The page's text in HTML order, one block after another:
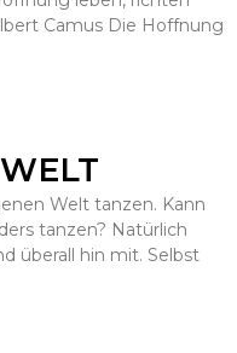
Camus Die Hoffnung
Welt tanzen. Kann
tanzen? Natürlich
überall hin mit. Selbst